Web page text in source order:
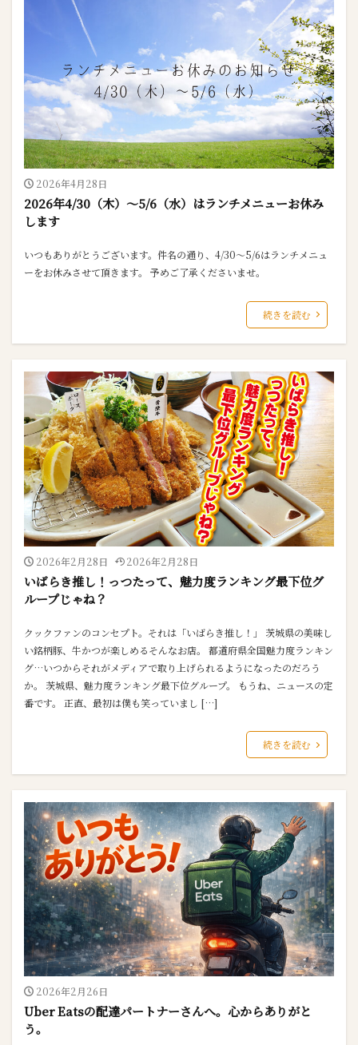
2026年4月28日
2026年4/30（木）～5/6（水）はランチメニューお休み
します
いつもありがとうございます。件名の通り、4/30～5/6はランチメニュ
ーをお休みさせて頂きます。 予めご了承くださいませ。
続きを読む
2026年2月28日 2026年2月28日
いばらき推し！っつたって、魅力度ランキング最下位グ
ループじゃね？
クックファンのコンセプト。それは「いばらき推し！」 茨城県の美味し
い銘柄豚、牛かつが楽しめるそんなお店。 都道府県全国魅力度ランキン
グ…いつからそれがメディアで取り上げられるようになったのだろう
か。 茨城県、魅力度ランキング最下位グループ。 もうね、ニュースの定
番です。 正直、最初は僕も笑っていまし […]
続きを読む
2026年2月26日
Uber Eatsの配達パートナーさんへ。心からありがと
う。